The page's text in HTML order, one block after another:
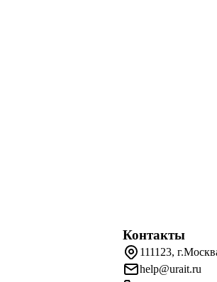
Контакты
111123,
help@urait.ru